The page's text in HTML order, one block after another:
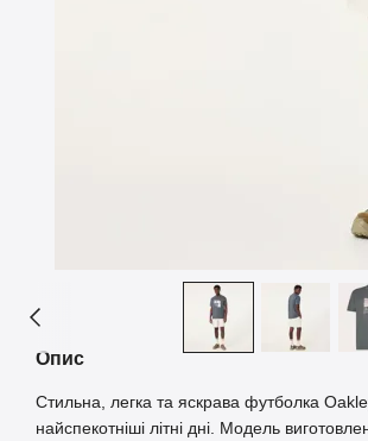
Опис
Стильна, легка та яскрава футболка
найспекотніші літні дні. Модель